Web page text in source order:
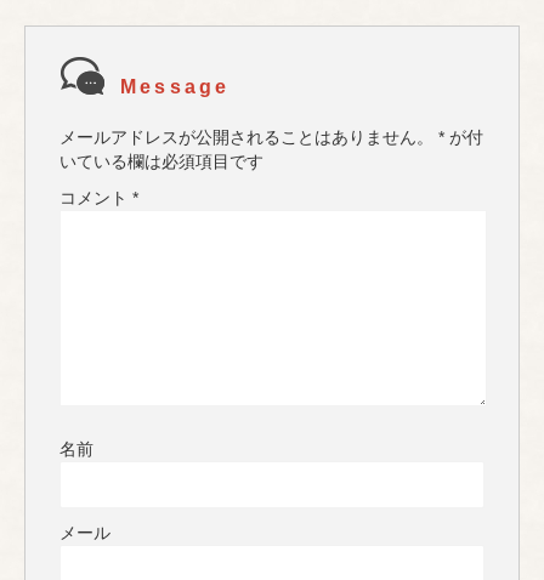
Message
メールアドレスが公開されることはありません。 * が付
いている欄は必須項目です
コメント *
名前
メール